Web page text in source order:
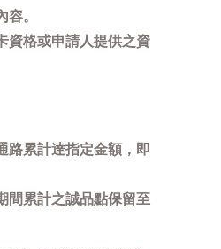
。
資格或申請人提供之資
路累計達指定金額，即
間累計之誠品點保留至